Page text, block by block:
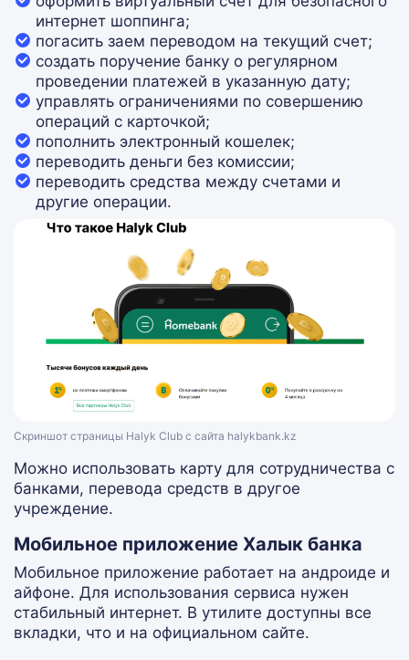
интернет шоппинга;
погасить заем переводом на текущий счет;
создать поручение банку о регулярном
проведении платежей в указанную дату;
управлять ограничениями по совершению
операций с карточкой;
пополнить электронный кошелек;
переводить деньги без комиссии;
переводить средства между счетами и
другие операции.
Скриншот страницы Halyk Club с сайта halykbank.kz
Можно использовать карту для сотрудничества с
банками, перевода средств в другое
учреждение.
Мобильное приложение Халык банка
Мобильное приложение работает на андроиде и
айфоне. Для использования сервиса нужен
стабильный интернет. В утилите доступны все
вкладки, что и на официальном сайте.